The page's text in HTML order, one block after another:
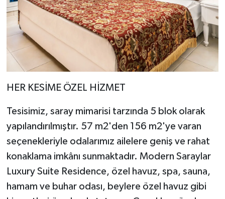
HER KESİME ÖZEL HİZMET
Tesisimiz, saray mimarisi tarzında 5 blok olarak
yapılandırılmıştır. 57 m2'den 156 m2'ye varan
seçenekleriyle odalarımız ailelere geniş ve rahat
konaklama imkânı sunmaktadır. Modern Saraylar
Luxury Suite Residence, özel havuz, spa, sauna,
hamam ve buhar odası, beylere özel havuz gibi